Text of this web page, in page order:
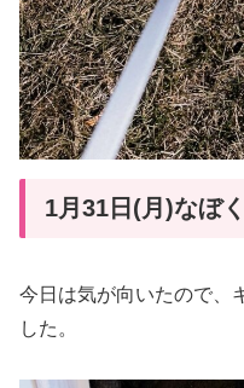
1月31日(月)なぼく
今日は気が向いたので、
した。